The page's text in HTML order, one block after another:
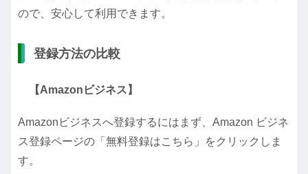
ので、安心して利用できます。
登録方法の比較
【Amazonビジネス】
Amazonビジネスへ登録するにはまず、Amazon ビジネ
ス登録ページの「無料登録はこちら」をクリックしま
す。